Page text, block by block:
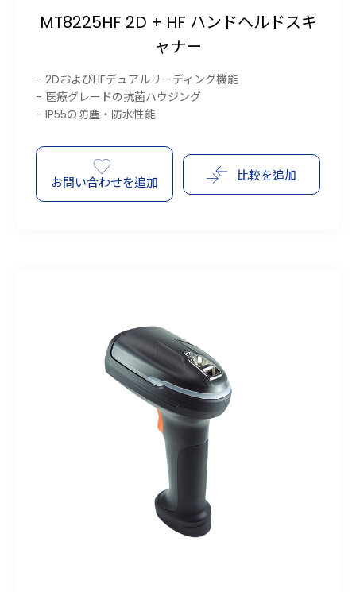
MT8225HF 2D + HF ハンドヘルドスキ
ャナー
- 2DおよびHFデュアルリーディング機能
- 医療グレードの抗菌ハウジング
- IP55の防塵・防水性能
お問い合わせを追加 比較を追加